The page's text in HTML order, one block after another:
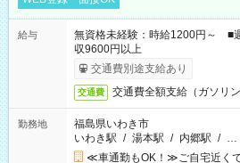
給与
無資格未経験：時給1200円～
収9600円以上
交通費別途支給あり
交通費 交通費全額支給（ガソリン
勤務地
福島県いわき市
いわき駅 / 湯本駅 / 内郷駅 / …
≪車通勤もOK！≫ご自宅近く